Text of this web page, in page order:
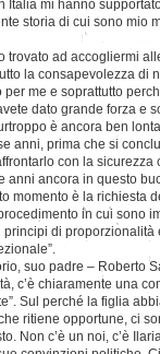
Italia mi hanno
storia di cui sono mio
trovato ad accogliermi
la consapevolezza di
me e soprattutto
dato grande forza e
è ancora ben
anni, prima che si
con la
anni ancora in questo
momento è la richiesta
in cui sono
di
suo padre – Roberto
c’è chiaramente una
Sul perché la figlia
ritiene opportune, ci
Non c’è un noi, c’è